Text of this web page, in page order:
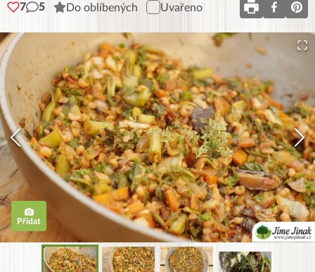
7 5 Do oblíbených Uvařeno
Přidat